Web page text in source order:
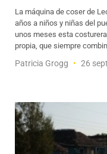
La máquina de coser de
años a niños y niñas del
unos meses esta
propia, que siempre
Patricia Grogg 26